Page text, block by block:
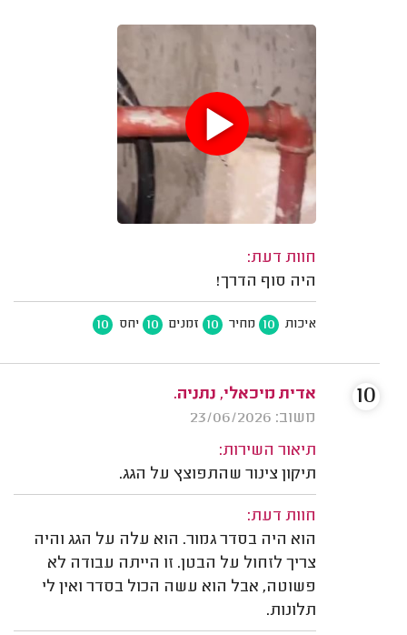
חוות דעת:
היה סוף הדרך!
איכות 10 מחיר 10 זמנים 10 יחס 10
אדית מיכאלי, נתניה.
משוב: 23/06/2026
תיאור השירות:
תיקון צינור שהתפוצץ על הגג.
חוות דעת:
הוא היה בסדר גמור. הוא עלה על הגג והיה
צריך לזחול על הבטן. זו הייתה עבודה לא
פשוטה, אבל הוא עשה הכול בסדר ואין לי
תלונות.
10